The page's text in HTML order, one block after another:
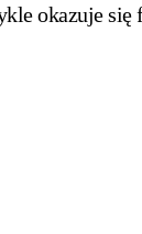
okazuje się